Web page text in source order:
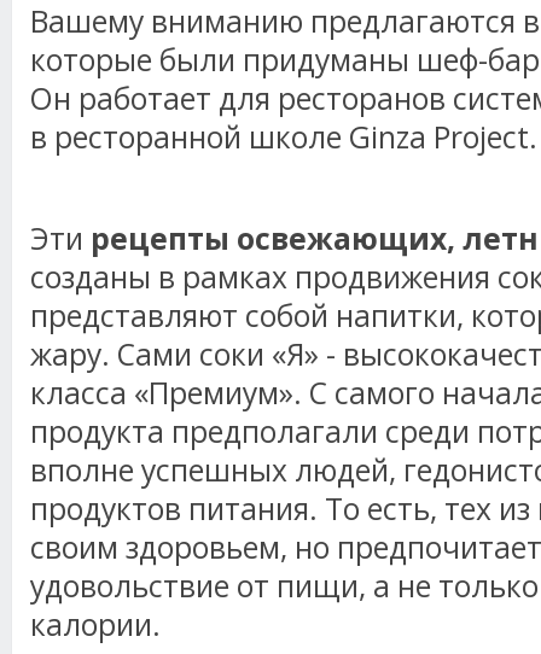
Вашему вниманию предлагаются
которые были придуманы шеф-
Он работает для ресторанов
в ресторанной школе Ginza Project.
Эти рецепты освежающих,
созданы в рамках продвижения
представляют собой напитки,
жару. Сами соки «Я» -
класса «Премиум». С самого
продукта предполагали среди
вполне успешных людей,
продуктов питания. То есть, тех
своим здоровьем, но
удовольствие от пищи, а не
калории.